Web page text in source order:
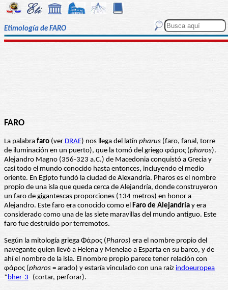
Etimología de FARO
FARO
La palabra faro (ver DRAE) nos llega del latín pharus (faro, fanal, torre
de iluminación en un puerto), que la tomó del griego φάρος (pharos).
Alejandro Magno (356-323 a.C.) de Macedonia conquistó a Grecia y
casi todo el mundo conocido hasta entonces, incluyendo el medio
oriente. En Egipto fundó la ciudad de Alexandría. Pharos es el nombre
propio de una isla que queda cerca de Alejandría, donde construyeron
un faro de gigantescas proporciones (134 metros) en honor a
Alejandro. Este faro era conocido como el Faro de Alejandría y era
considerado como una de las siete maravillas del mundo antiguo. Este
faro fue destruido por terremotos.
Según la mitología griega Φάρος (Pharos) era el nombre propio del
navegante quien llevó a Helena y Menelao a Esparta en su barco, y de
ahí el nombre de la isla. El nombre propio parece tener relación con
φάρος (pharos = arado) y estaría vinculado con una raíz indoeuropea
*bher-3- (cortar, perforar).